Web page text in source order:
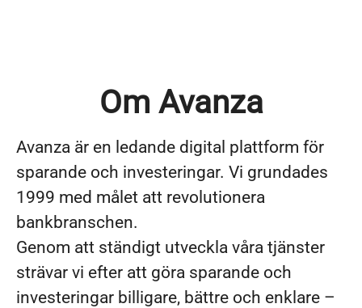
Om Avanza
Avanza är en ledande digital plattform för
sparande och investeringar. Vi grundades
1999 med målet att revolutionera
bankbranschen.
Genom att ständigt utveckla våra tjänster
strävar vi efter att göra sparande och
investeringar billigare, bättre och enklare –